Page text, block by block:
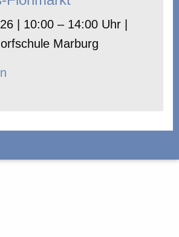
| 10:00 – 14:00 Uhr |
Marburg